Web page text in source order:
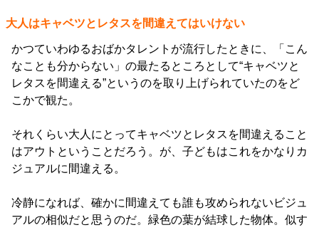
大人はキャベツとレタスを間違えてはいけない
かつていわゆるおばかタレントが流行したときに、「こん
なことも分からない」の最たるところとして“キャベツと
レタスを間違える”というのを取り上げられていたのをど
こかで観た。
それくらい大人にとってキャベツとレタスを間違えること
はアウトということだろう。が、子どもはこれをかなりカ
ジュアルに間違える。
冷静になれば、確かに間違えても誰も攻められないビジュ
アルの相似だと思うのだ。緑色の葉が結球した物体。似す